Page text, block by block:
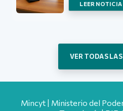
LEER NOTICIA
VER TODAS
Mincyt | Ministerio del